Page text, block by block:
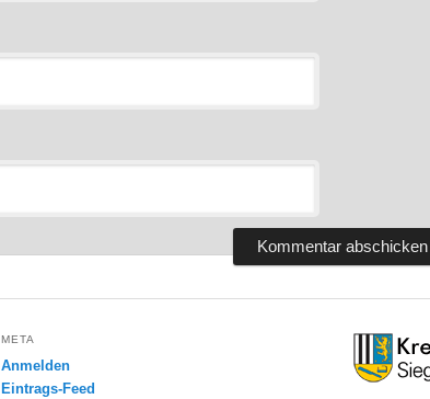
META
Anmelden
Eintrags-Feed